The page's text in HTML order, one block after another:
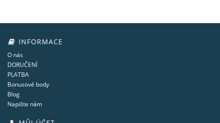
INFORMACE
O nás
DORUČENÍ
PLATBA
Bonusové body
Blog
Napište nám